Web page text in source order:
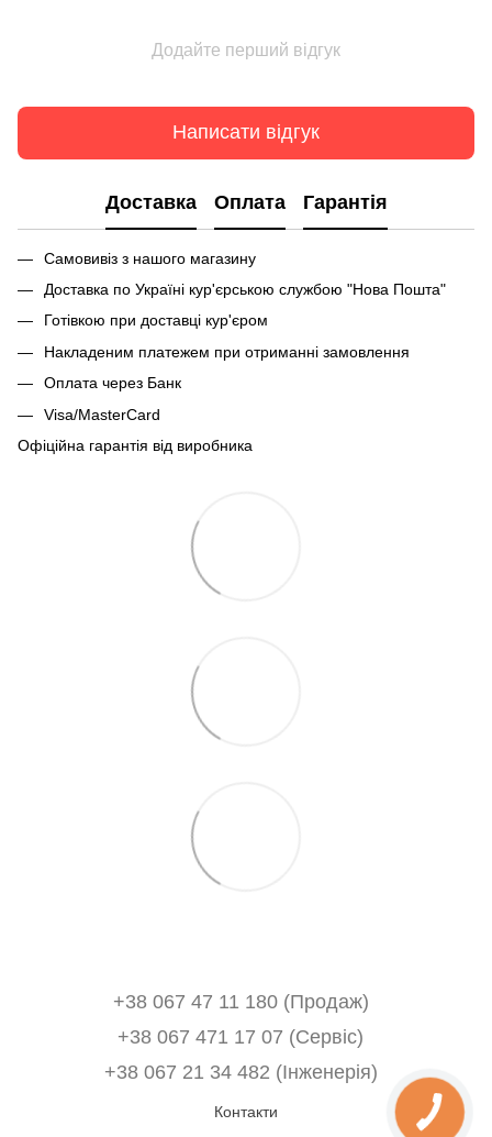
Додайте перший відгук
Написати відгук
Доставка Оплата Гарантія
Самовивіз з нашого магазину
Доставка по Україні кур'єрською службою "Нова Пошта"
Готівкою при доставці кур'єром
Накладеним платежем при отриманні замовлення
Оплата через Банк
Visa/MasterCard
Офіційна гарантія від виробника
+38 067 47 11 180 (Продаж)
+38 067 471 17 07 (Сервіс)
‎+38 067 21 34 482 (Інженерія)
Контакти